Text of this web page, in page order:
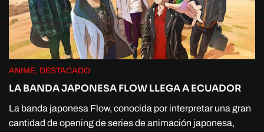
ANIME, DESTACADO
LA BANDA JAPONESA FLOW LLEGA A ECUADOR
La banda japonesa Flow, conocida por interpretar una gran
cantidad de opening de series de animación japonesa,